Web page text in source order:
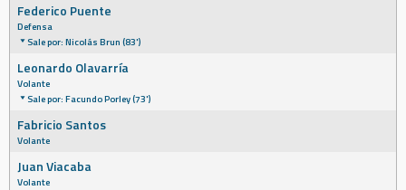
Federico Puente
Defensa
Sale por: Nicolás Brun (83')
Leonardo Olavarría
Volante
Sale por: Facundo Porley (73')
Fabricio Santos
Volante
Juan Viacaba
Volante